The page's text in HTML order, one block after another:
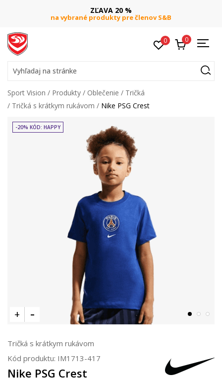
ZĽAVA 20 %
na vybrané produkty pre členov S&B
0 0
Vyhľadaj na stránke
Sport Vision Produkty Oblečenie
Tričká
Tričká s krátkym rukávom
Nike PSG Crest
-20% KÓD: HAPPY
Tričká s krátkym rukávom
Kód produktu: IM1713-417
Nike PSG Crest